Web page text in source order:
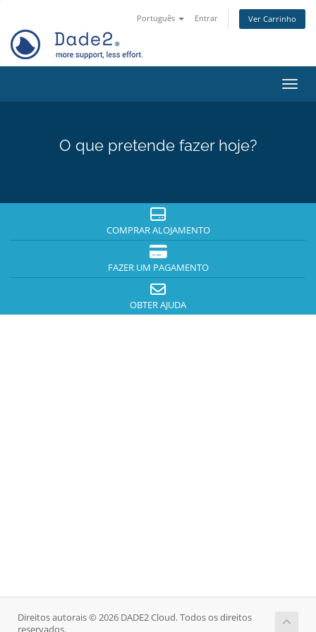
Português Entrar Ver Carrinho
O que pretende fazer hoje?
COMPRAR ALOJAMENTO
FAZER UM PAGAMENTO
OBTER AJUDA
Direitos autorais © 2026 DADE2 Cloud. Todos os direitos
reservados.